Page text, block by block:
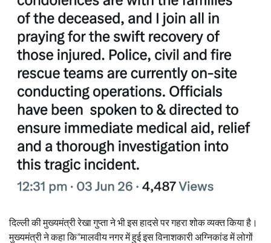
दिल्ली की मुख्यमंत्री रेखा गुप्ता ने भी इस हादसे पर गहरा शोक व्यक्त किया है।
मुख्यमंत्री ने कहा कि”मालवीय नगर में हुई इस विनाशकारी अग्निकांड में लोगों